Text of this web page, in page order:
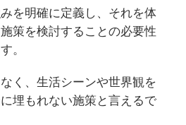
を明確に定義し、それを体
策を検討することの必要性
。
く、生活シーンや世界観を
埋もれない施策と言えるで